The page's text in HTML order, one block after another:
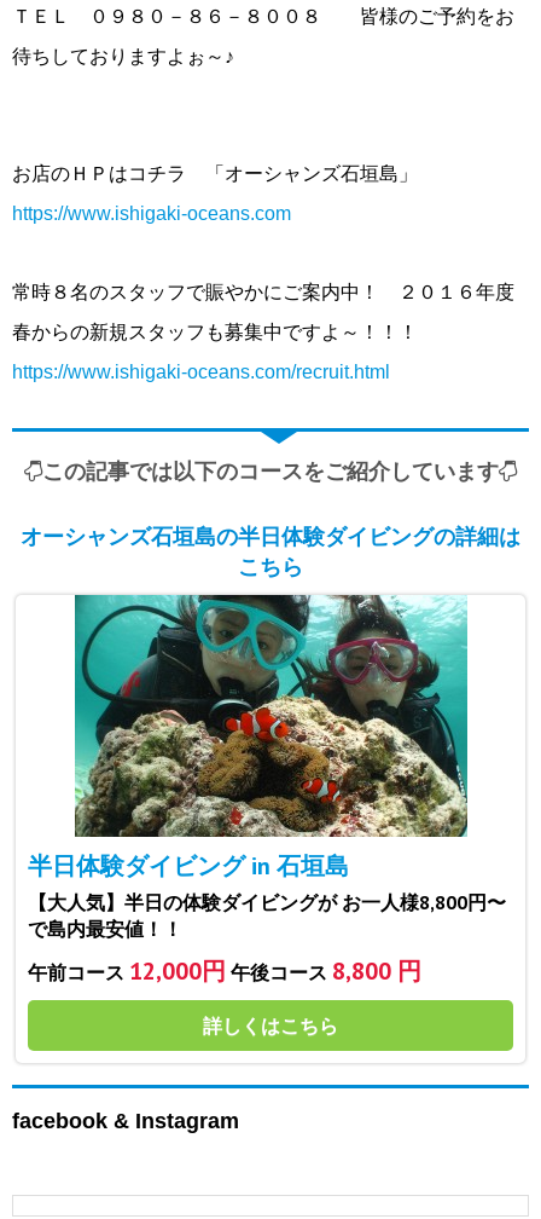
ＴＥＬ ０９８０－８６－８００８ 皆様のご予約をお
待ちしておりますよぉ～♪
お店のＨＰはコチラ 「オーシャンズ石垣島」
https://www.ishigaki-oceans.com
常時８名のスタッフで賑やかにご案内中！ ２０１６年度
春からの新規スタッフも募集中ですよ～！！！
https://www.ishigaki-oceans.com/recruit.html
この記事では以下のコースをご紹介しています
オーシャンズ石垣島の半日体験ダイビングの詳細は
こちら
半日体験ダイビング in 石垣島
【大人気】半日の体験ダイビングが お一人様8,800円〜
で島内最安値！！
午前コース 12,000円 午後コース 8,800 円
詳しくはこちら
facebook & Instagram